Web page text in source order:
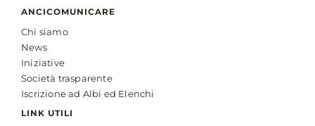
ANCICOMUNICARE
Chi siamo
News
Iniziative
Società trasparente
Iscrizione ad Albi ed Elenchi
LINK UTILI